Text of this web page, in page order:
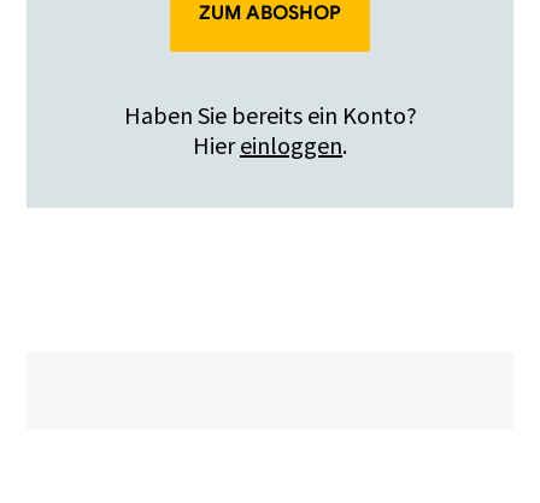
ZUM ABOSHOP
Haben Sie bereits ein Konto?
Hiereinloggen.